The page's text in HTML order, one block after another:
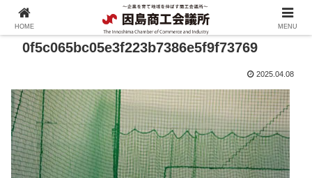
0f5c065bc05e3f223b7386e5f9f73769
2025.04.08
HOME MENU